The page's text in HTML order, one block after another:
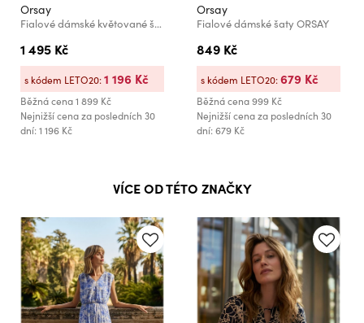
Orsay
Fialové dámské květované šaty ORSAY
1 495 Kč
Běžná cena1 899 Kč
Nejnižší cena za posledních 30
dní: 1 196 Kč
s kódem LETO20:1 196 Kč
Orsay
Fialové dámské šaty ORSAY
849 Kč
Běžná cena999 Kč
Nejnižší cena za posledních 30
dní: 679 Kč
s kódem LETO20:679 Kč
VÍCE OD TÉTO ZNAČKY